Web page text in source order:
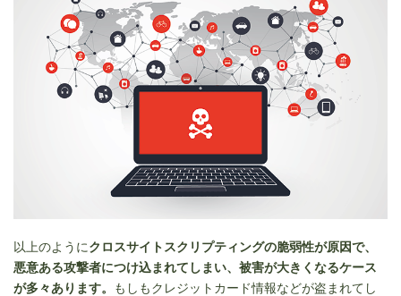
以上のようにクロスサイトスクリプティングの脆弱性が原因で、
悪意ある攻撃者につけ込まれてしまい、被害が大きくなるケース
が多々あります。
もしもクレジットカード情報などが盗まれてし